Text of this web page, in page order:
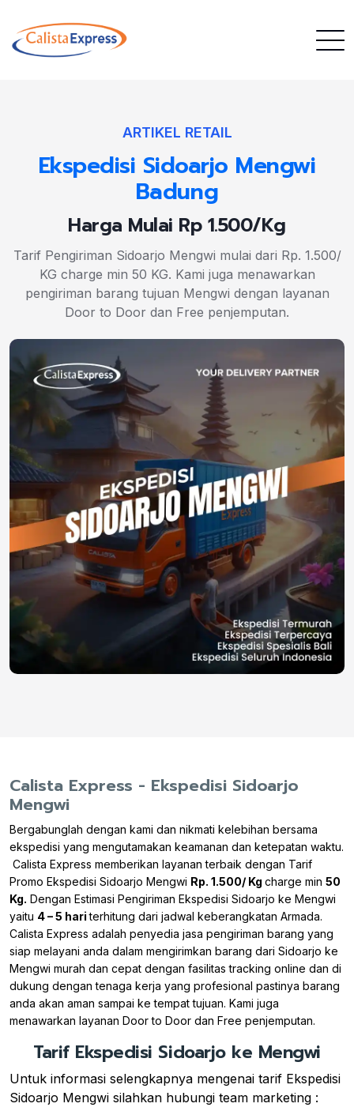
ARTIKEL RETAIL
Ekspedisi Sidoarjo Mengwi
Badung
Harga Mulai Rp 1.500/Kg
Tarif Pengiriman Sidoarjo Mengwi mulai dari Rp. 1.500/
KG charge min 50 KG. Kami juga menawarkan
pengiriman barang tujuan Mengwi dengan layanan
Door to Door dan Free penjemputan.
Calista Express - Ekspedisi Sidoarjo
Mengwi
Bergabunglah dengan kami dan nikmati kelebihan bersama
ekspedisi yang mengutamakan keamanan dan ketepatan waktu.
Calista Express memberikan layanan terbaik dengan Tarif
Promo Ekspedisi Sidoarjo Mengwi Rp. 1.500/ Kg charge min 50
Kg. Dengan Estimasi Pengiriman Ekspedisi Sidoarjo ke Mengwi
yaitu 4 – 5 hariterhitung dari jadwal keberangkatan Armada.
Calista Express adalah penyedia jasa pengiriman barang yang
siap melayani anda dalam mengirimkan barang dari Sidoarjo ke
Mengwi murah dan cepat dengan fasilitas tracking online dan di
dukung dengan tenaga kerja yang profesional pastinya barang
anda akan aman sampai ke tempat tujuan. Kami juga
menawarkan layanan Door to Door dan Free penjemputan.
Tarif Ekspedisi Sidoarjo ke Mengwi
Untuk informasi selengkapnya mengenai tarif Ekspedisi
Sidoarjo Mengwi silahkan hubungi team marketing :